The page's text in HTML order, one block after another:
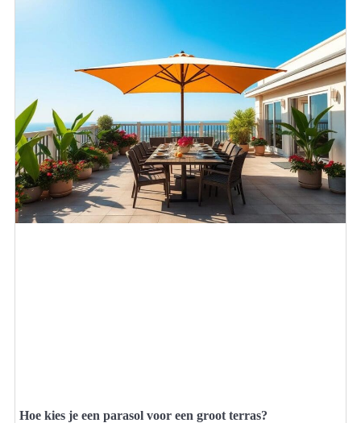
Hoe kies je een parasol voor een groot terras?